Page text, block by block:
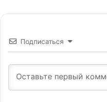
Подписаться